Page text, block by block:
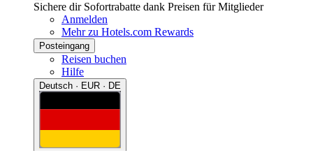
Sichere dir Sofortrabatte dank Preisen für Mitglieder
Anmelden
Mehr zu Hotels.com Rewards
Posteingang
Reisen buchen
Hilfe
Deutsch · EUR · DE